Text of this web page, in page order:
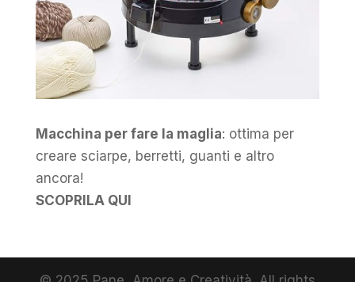
Macchina per fare la maglia: ottima per
creare sciarpe, berretti, guanti e altro
ancora!
SCOPRILA QUI